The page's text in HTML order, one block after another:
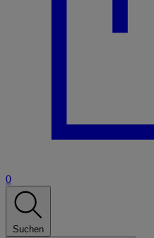
0
Suchen